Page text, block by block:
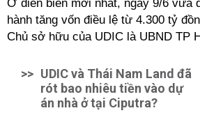
Ở diễn biến mới nhất, ngày 9/6 vừa
hành tăng vốn điều lệ từ 4.300 tỷ
Chủ sở hữu của UDIC là UBND TP
>> UDIC và Thái Nam Land đã
rót bao nhiêu tiền vào dự
án nhà ở tại Ciputra?